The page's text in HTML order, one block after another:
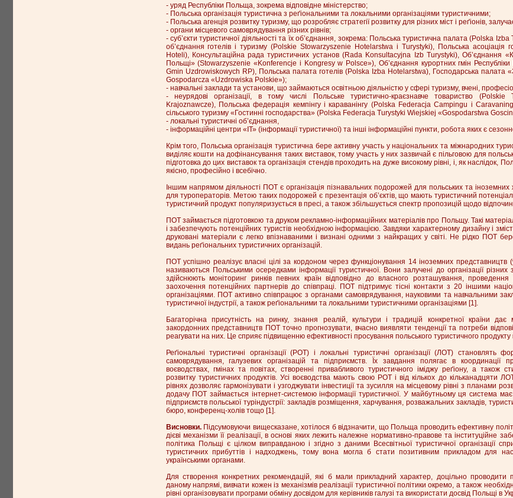
- уряд Республіки Польща, зокрема відповідне міністерство;
- Польська організація туристична з реґіональними та локальними організаціями туристичними;
- Польська агенція розвитку туризму, що розробляє стратегії розвитку для різних міст і реґіонів,
- органи місцевого самоврядування різних рівнів;
- суб’єкти туристичної діяльності та їх об’єднання, зокрема: Польська туристична палата (Polska
об’єднання готелів і туризму (Polskie Stowarzyszenie Hotelarstwa і Turystyki), Польська асоціація
Hoteli), Консультаційна рада туристичних установ (Rada Konsultacyjna Izb Turystyki), Об’єднання
Польщі» (Stowarzyszenie «Konferencje i Kongresy w Polsce»), Об’єднання курортних гмін
Gmin Uzdrowiskowych RP), Польська палата готелів (Polska Izba Hotelarstwa), Господарська палата
Gospodarcza «Uzdrowiska Polskie»);
- навчальні заклади та установи, що займаються освітньою діяльністю у сфері туризму, вчені,
- неурядові організації, в тому числі Польське туристично-краєзнавче товариство (Polskie
Krajoznawcze), Польська федерація кемпінгу і караванінгу (Polska Federacja Campingu i
сільського туризму «Гостинні господарства» (Polska Federacja Turystyki Wiejskiej «Gospodarstwa
- локальні туристичні об’єднання,
- інформаційні центри «ІТ» (інформації туристичної) та інші інформаційні пункти, робота яких є
Крім того, Польська організація туристична бере активну участь у національних та міжнародних
виділяє кошти на дофінансування таких виставок, тому участь у них зазвичай є пільговою для
підготовка до цих виставок та організація стендів проходить на дуже високому рівні, і, як наслідок,
якісно, професійно і всебічно.
Іншим напрямом діяльності ПОТ є організація пізнавальних подорожей для польських та іноземних
для туроператорів. Метою таких подорожей є презентація об’єктів, що мають туристичний
туристичний продукт популяризується в пресі, а також збільшується спектр пропозицій щодо
ПОТ займається підготовкою та друком рекламно-інформаційних матеріалів про Польщу. Такі
і забезпечують потенційних туристів необхідною інформацією. Завдяки характерному дизайну і
друковані матеріали є легко впізнаваними і визнані одними з найкращих у світі. Не рідко ПОТ
видань реґіональних туристичних організацій.
ПОТ успішно реалізує власні цілі за кордоном через функціонування 14 іноземних представництв
називаються Польськими осередками інформації туристичної. Вони залучені до організації різних
здійснюють моніторинг ринків певних країн відповідно до власного розташування,
заохочення потенційних партнерів до співпраці. ПОТ підтримує тісні контакти з 20 іншими
організаціями. ПОТ активно співпрацює з органами самоврядування, науковими та навчальними
туристичної індустрії, а також реґіональними та локальними туристичними організаціями [1].
Багаторічна присутність на ринку, знання реалій, культури і традицій конкретної країни дає
закордонних представництв ПОТ точно прогнозувати, вчасно виявляти тенденції та потреби
реагувати на них. Це сприяє підвищенню ефективності просування польського туристичного продукту в
Реґіональні туристичні організації (РОТ) і локальні туристичні організації (ЛОТ) становлять
самоврядування, галузевих організацій та підприємств. Їх завдання полягає в координації
воєводствах, гмінах та повітах, створенні привабливого туристичного іміджу реґіону, а також
розвитку туристичних продуктів. Усі воєводства мають свою РОТ і від кількох до кільканадцяти
рівнях дозволяє гармонізувати і узгоджувати інвестиції та зусилля на місцевому рівні з планами
додачу ПОТ займається інтернет-системою інформації туристичної. У майбутньому ця система
підприємств польської туріндустрії: закладів розміщення, харчування, розважальних закладів,
бюро, конференц-холів тощо [1].
Висновки.Підсумовуючи вищесказане, хотілося б відзначити, що Польща проводить ефективну
дієві механізми її реалізації, в основі яких лежить належне нормативно-правове та інституційне
політика Польщі є цілком виправданою і згідно з даними Всесвітньої туристичної організації
туристичних прибуттів і надходжень, тому вона могла б стати позитивним прикладом для
українськими органами.
Для створення конкретних рекомендацій, які б мали прикладний характер, доцільно проводити
даному напрямі, вивчати кожен із механізмів реалізації туристичної політики окремо, а також
рівні організовувати програми обміну досвідом для керівників галузі та використати досвід Польщі в